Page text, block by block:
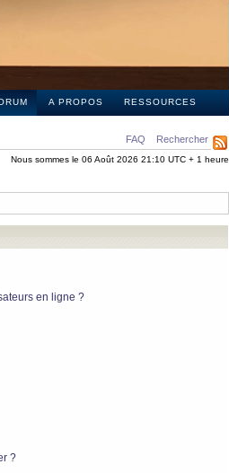
A PROPOS RESSOURCES
FAQ Rechercher
Nous sommes le 06 Août 2026 21:10 UTC + 1 heure
en ligne ?
?